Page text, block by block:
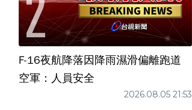
F-16夜航降落因降雨濕滑偏離跑道
空軍：人員安全
2026.08.05 21:53